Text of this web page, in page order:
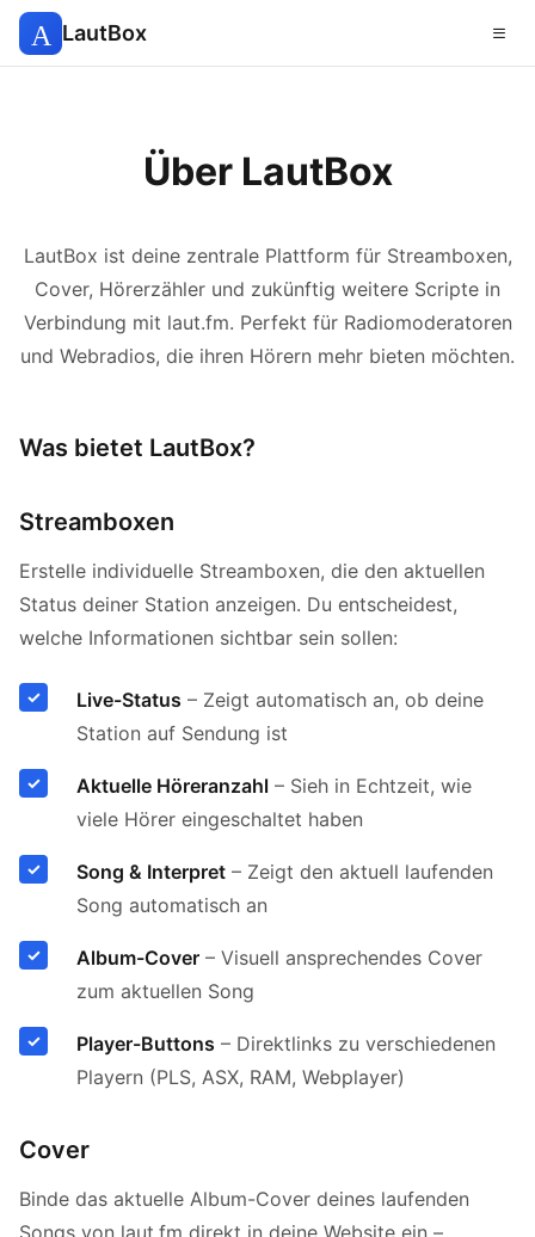
LautBox
Über LautBox
LautBox ist deine zentrale Plattform für Streamboxen,
Cover, Hörerzähler und zukünftig weitere Scripte in
Verbindung mit laut.fm. Perfekt für Radiomoderatoren
und Webradios, die ihren Hörern mehr bieten möchten.
Was bietet LautBox?
Streamboxen
Erstelle individuelle Streamboxen, die den aktuellen
Status deiner Station anzeigen. Du entscheidest,
welche Informationen sichtbar sein sollen:
Live-Status – Zeigt automatisch an, ob deine
Station auf Sendung ist
Aktuelle Höreranzahl – Sieh in Echtzeit, wie
viele Hörer eingeschaltet haben
Song & Interpret – Zeigt den aktuell laufenden
Song automatisch an
Album-Cover – Visuell ansprechendes Cover
zum aktuellen Song
Player-Buttons – Direktlinks zu verschiedenen
Playern (PLS, ASX, RAM, Webplayer)
Cover
Binde das aktuelle Album-Cover deines laufenden
Songs von laut.fm direkt in deine Website ein –